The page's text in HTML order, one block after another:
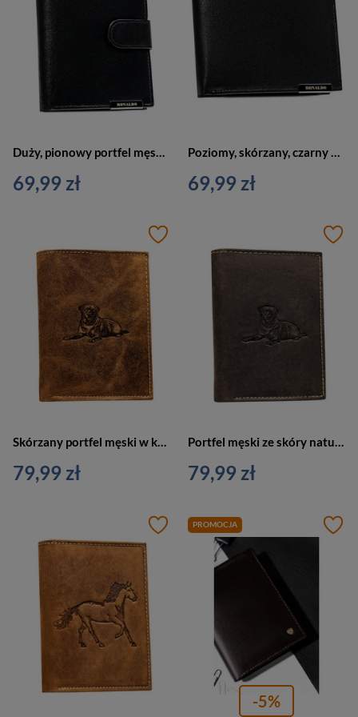
69,99 zł 69,99 zł
Skórzany portfel męski w kolorze brązowym bez zapięcia z tłoczeniem w kształcie psa
79,99 zł
Portfel męski ze skóry naturalnej w brązowym kolorze z tłoczeniem w kształcie psa
79,99 zł
PROMOCJA
-5%